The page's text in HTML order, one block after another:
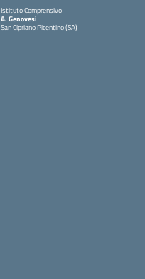
Istituto Comprensivo
A. Genovesi
San Cipriano Picentino (SA)
— Visita la pagina iniziale della scuola